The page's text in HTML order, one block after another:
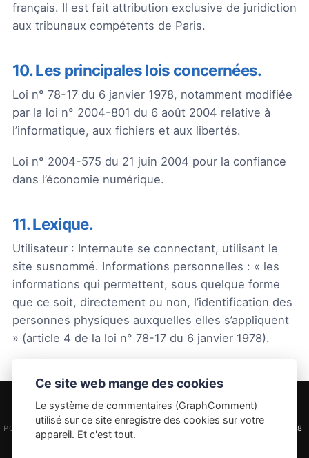
français. Il est fait attribution exclusive de juridiction
aux tribunaux compétents de Paris.
10. Les principales lois concernées.
Loi n° 78-17 du 6 janvier 1978, notamment modifiée
par la loi n° 2004-801 du 6 août 2004 relative à
l’informatique, aux fichiers et aux libertés.
Loi n° 2004-575 du 21 juin 2004 pour la confiance
dans l’économie numérique.
11. Lexique.
Utilisateur : Internaute se connectant, utilisant le
site susnommé. Informations personnelles : « les
informations qui permettent, sous quelque forme
que ce soit, directement ou non, l’identification des
personnes physiques auxquelles elles s’appliquent
» (article 4 de la loi n° 78-17 du 6 janvier 1978).
POWERED BY PUBLII STATIC CMS USING XAMARIN ICON BY ICONS8
Ce site web mange des cookies
Le système de commentaires (GraphComment)
utilisé sur ce site enregistre des cookies sur votre
appareil. Et c'est tout.